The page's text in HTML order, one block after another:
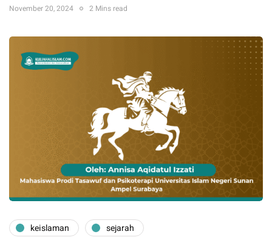
November 20, 2024 2 Mins read
keislaman sejarah